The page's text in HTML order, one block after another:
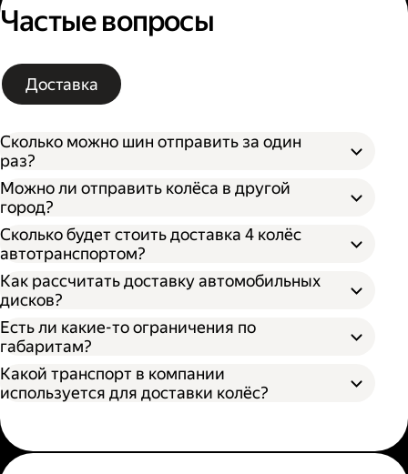
Частые вопросы
Доставка
Сколько можно шин отправить за один
раз?
Можно ли отправить колёса в другой
город?
Открыть приложение Яндекс Go или
сайт
Выбрать подходящий тариф;
Ввести данные в поля «Откуда» и «Куда»;
Ввести контакты получателя и
отправителя;
Подтвердить заказ.
Сколько будет стоить доставка 4 колёс
автотранспортом?
Как рассчитать доставку автомобильных
дисков?
В приложении Яндекс Go;
На сайте Яндекс Доставки.
Есть ли какие-то ограничения по
габаритам?
Диаметр не более 200 см, если выбрана
Какой транспорт в компании
используется для доставки колёс?